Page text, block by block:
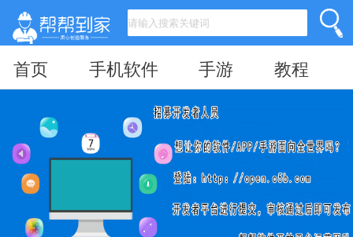
首页 手机软件 手游 教程